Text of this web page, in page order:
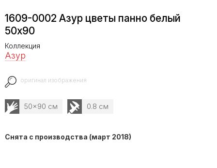
1609-0002 Азур цветы панно белый
50x90
Коллекция
Азур
оригинал изображения
50x90 см 0.8 см
Снята с производства (март 2018)